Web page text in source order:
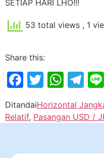
SETIAP HARI LHO!!!
53 total views , 1
Share this:
Facebook
Twitter
DitandaiHorizontal
Relatif, Pasangan USD /